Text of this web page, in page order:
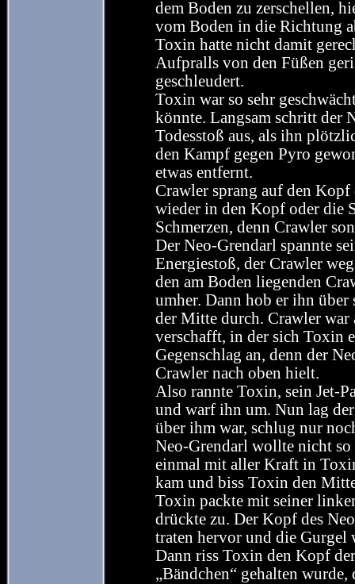
dem Boden zu zerschellen,
vom Boden in die Richtung
Toxin hatte nicht damit
Aufpralls von den Füßen
geschleudert.
Toxin war so sehr
könnte. Langsam schritt der
Todesstoß aus, als ihn
den Kampf gegen Pyro
etwas entfernt.
Crawler sprang auf den
wieder in den Kopf oder die
Schmerzen, denn Crawler
Der Neo-Grendarl spannte
Energiestoß, der Crawler
den am Boden liegenden
umher. Dann hob er ihn
der Mitte durch. Crawler war
verschafft, in der sich Toxin
Gegenschlag an, denn der
Crawler nach oben hielt.
Also rannte Toxin, sein Jet-
und warf ihn um. Nun lag
über ihm war, schlug nur
Neo-Grendarl wollte nicht so
einmal mit aller Kraft in
kam und biss Toxin den
Toxin packte mit seiner
drückte zu. Der Kopf des
traten hervor und die Gurgel
Dann riss Toxin den Kopf
„Bändchen“ gehalten